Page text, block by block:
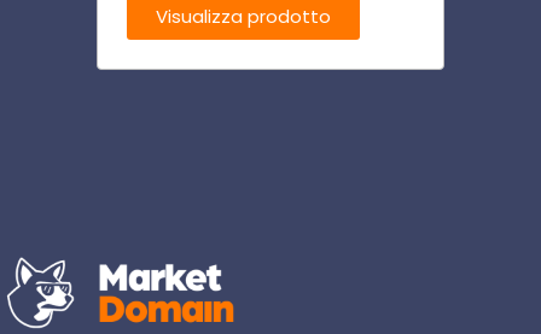
Visualizza prodotto